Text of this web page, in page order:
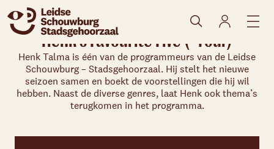
Henk's Favourite Five (+Four)
Henk Talma is één van de programmeurs van de Leidse
Schouwburg – Stadsgehoorzaal. Hij stelt het nieuwe
seizoen samen en boekt de voorstellingen die hij wil
hebben. Naast de diverse genres, laat Henk ook thema’s
terugkomen in het programma.